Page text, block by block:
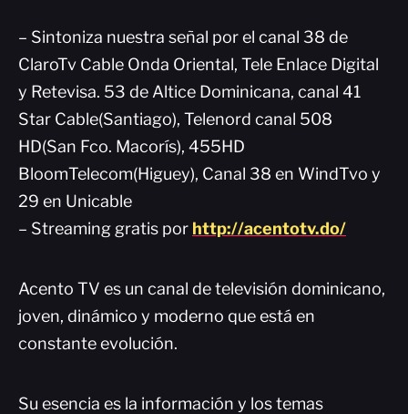
– Sintoniza nuestra señal por el canal 38 de
ClaroTv Cable Onda Oriental, Tele Enlace Digital
y Retevisa. 53 de Altice Dominicana, canal 41
Star Cable(Santiago), Telenord canal 508
HD(San Fco. Macorís), 455HD
BloomTelecom(Higuey), Canal 38 en WindTvo y
29 en Unicable
– Streaming gratis por http://acentotv.do/
Acento TV es un canal de televisión dominicano,
joven, dinámico y moderno que está en
constante evolución.
Su esencia es la información y los temas